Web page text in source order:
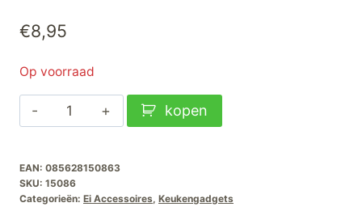
€8,95
Op voorraad
Egg-
Perfect
aantal
kopen
EAN: 085628150863
SKU: 15086
Categorieën: Ei Accessoires, Keukengadgets